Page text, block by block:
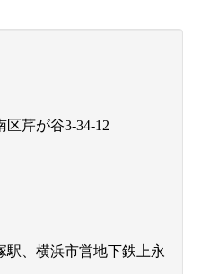
芹が谷3-34-12
駅、横浜市営地下鉄上永